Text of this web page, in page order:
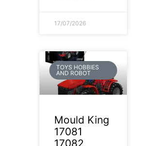
17/07/2026
TOYS HOBBIES
AND ROBOT
Mould King
17081
17082